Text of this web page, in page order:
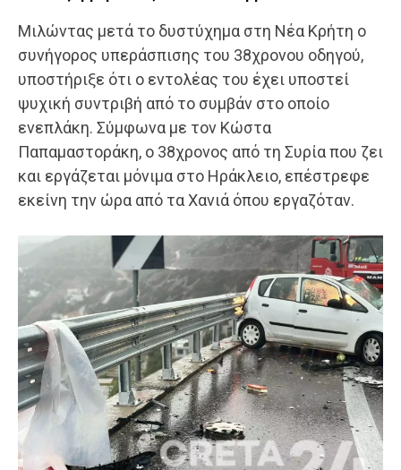
Μιλώντας μετά το δυστύχημα στη Νέα Κρήτη ο
συνήγορος υπεράσπισης του 38χρονου οδηγού,
υποστήριξε ότι ο εντολέας του έχει υποστεί
ψυχική συντριβή από το συμβάν στο οποίο
ενεπλάκη. Σύμφωνα με τον Κώστα
Παπαμαστοράκη, ο 38χρονος από τη Συρία που ζει
και εργάζεται μόνιμα στο Ηράκλειο, επέστρεφε
εκείνη την ώρα από τα Χανιά όπου εργαζόταν.